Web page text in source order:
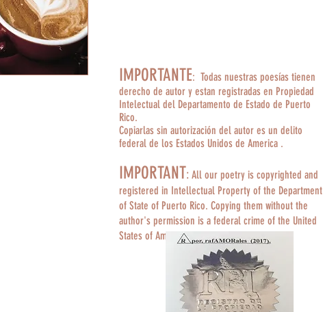
IMPORTANTE: Todas nuestras poesías tienen
derecho de autor y estan registradas en Propiedad
Intelectual del Departamento de Estado de Puerto
Rico.
Copiarlas sin autorización del autor es un delito
federal de los Estados Unidos de America .
IMPORTANT: All our poetry is copyrighted and
registered in Intellectual Property of the Department
of State of Puerto Rico. Copying them without the
author's permission is a federal crime of the United
States of America.